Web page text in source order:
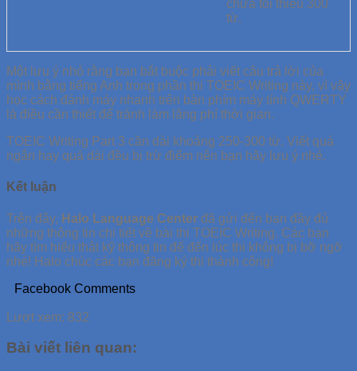
chứa tối thiểu 300
từ.
Một lưu ý nhỏ rằng bạn bắt buộc phải viết câu trả lời của
mình bằng tiếng Anh trong phần thi TOEIC Writing này, vì vậy
học cách đánh máy nhanh trên bàn phím máy tính QWERTY
là điều cần thiết để tránh làm lãng phí thời gian.
TOEIC Writing Part 3 cần dài khoảng 250-300 từ. Viết quá
ngắn hay quá dài đều bị trừ điểm nên bạn hãy lưu ý nhé.
Kết luận
Trên đây, Halo Language Center đã gửi đến bạn đầy đủ
những thông tin chi tiết về bài thi TOEIC Writing. Các bạn
hãy tìm hiểu thật kỹ thông tin để đến lúc thi không bị bỡ ngỡ
nhé! Halo chúc các bạn đăng ký thi thành công!
Facebook Comments
Lượt xem: 832
Bài viết liên quan: